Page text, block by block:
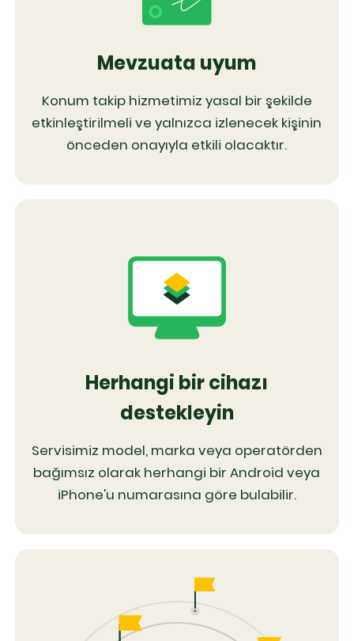
Mevzuata uyum
Konum takip hizmetimiz yasal bir şekilde
etkinleştirilmeli ve yalnızca izlenecek kişinin
önceden onayıyla etkili olacaktır.
Herhangi bir cihazı
destekleyin
Servisimiz model, marka veya operatörden
bağımsız olarak herhangi bir Android veya
iPhone'u numarasına göre bulabilir.